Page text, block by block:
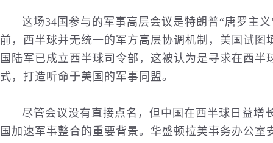
这场34国参与的军事高层会议是特朗普“唐罗主
前，西半球并无统一的军方高层协调机制，美国试
国陆军已成立西半球司令部，这被认为是寻求在西
式，打造听命于美国的军事同盟。
尽管会议没有直接点名，但中国在西半球日益增
国加速军事整合的重要背景。华盛顿拉美事务办公